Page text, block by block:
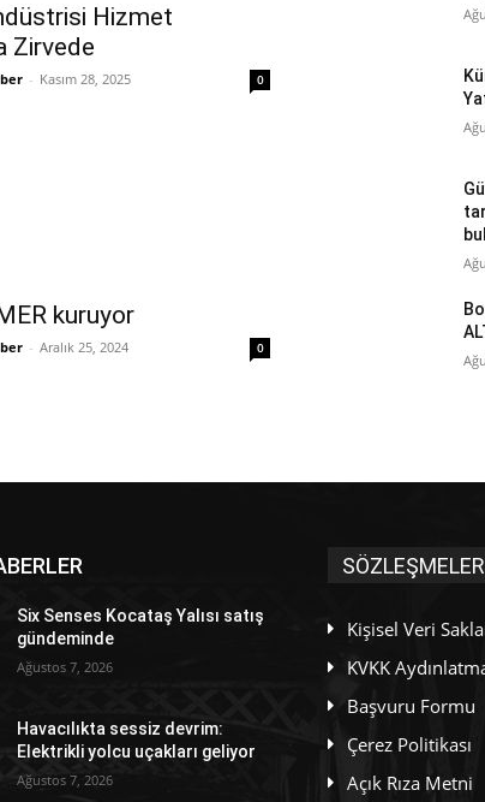
Hizmet
Zirvede
- Kasım 28, 2025 0
kuruyor
- Aralık 25, 2024 0
Six Senses Kocataş Yalısı satış
gündeminde
Ağustos 7, 2026
Havacılıkta sessiz devrim:
Elektrikli yolcu uçakları geliyor
Ağustos 7, 2026
SÖZLEŞMELER
Kişisel Veri
KVKK
Başvuru Formu
Çerez Politikası
Açık Rıza Metni